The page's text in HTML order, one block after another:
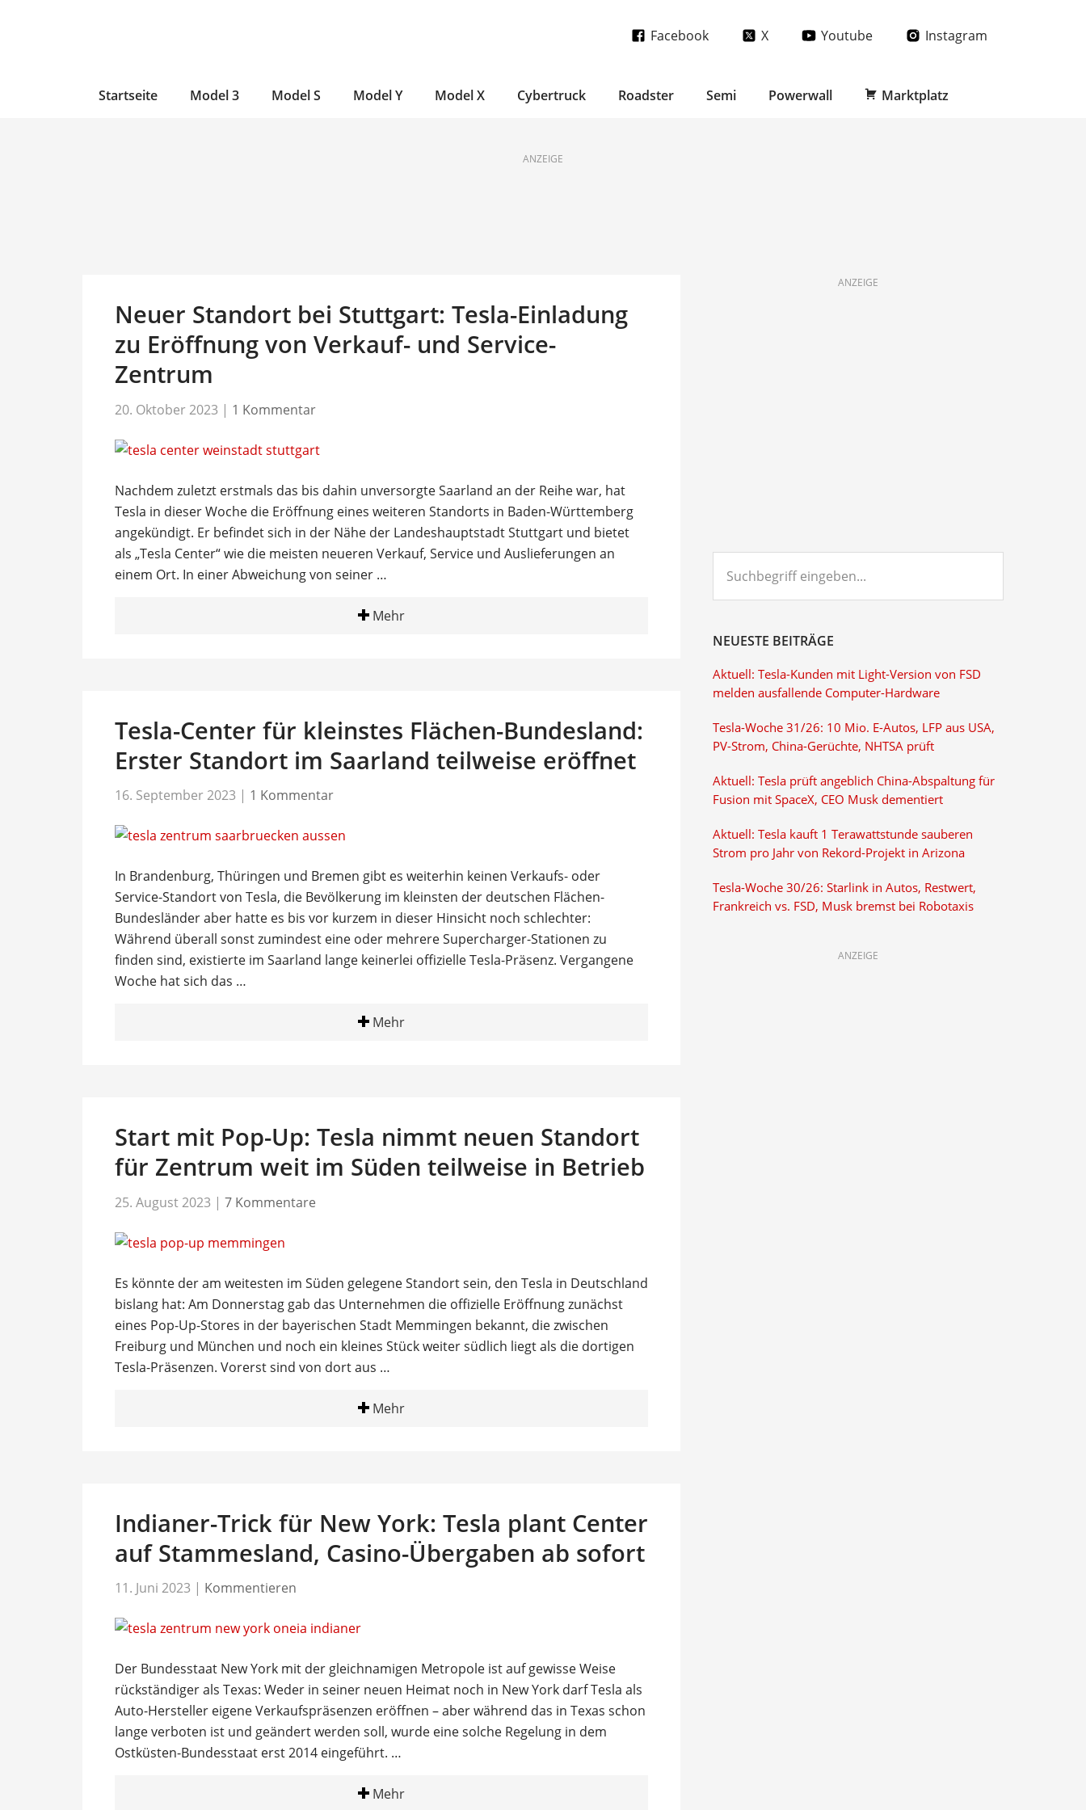
Facebook X Youtube Instagram
Startseite Model 3 Model S Model Y Model X Cybertruck Roadster Semi Powerwall Marktplatz
ANZEIGE
Neuer Standort bei Stuttgart: Tesla-Einladung
zu Eröffnung von Verkauf- und Service-
Zentrum
20. Oktober 2023 | 1 Kommentar
Nachdem zuletzt erstmals das bis dahin unversorgte Saarland an der Reihe war, hat
Tesla in dieser Woche die Eröffnung eines weiteren Standorts in Baden-Württemberg
angekündigt. Er befindet sich in der Nähe der Landeshauptstadt Stuttgart und bietet
als „Tesla Center“ wie die meisten neueren Verkauf, Service und Auslieferungen an
einem Ort. In einer Abweichung von seiner …
Mehr
Tesla-Center für kleinstes Flächen-Bundesland:
Erster Standort im Saarland teilweise eröffnet
16. September 2023 | 1 Kommentar
In Brandenburg, Thüringen und Bremen gibt es weiterhin keinen Verkaufs- oder
Service-Standort von Tesla, die Bevölkerung im kleinsten der deutschen Flächen-
Bundesländer aber hatte es bis vor kurzem in dieser Hinsicht noch schlechter:
Während überall sonst zumindest eine oder mehrere Supercharger-Stationen zu
finden sind, existierte im Saarland lange keinerlei offizielle Tesla-Präsenz. Vergangene
Woche hat sich das …
Mehr
Start mit Pop-Up: Tesla nimmt neuen Standort
für Zentrum weit im Süden teilweise in Betrieb
25. August 2023 | 7 Kommentare
Es könnte der am weitesten im Süden gelegene Standort sein, den Tesla in Deutschland
bislang hat: Am Donnerstag gab das Unternehmen die offizielle Eröffnung zunächst
eines Pop-Up-Stores in der bayerischen Stadt Memmingen bekannt, die zwischen
Freiburg und München und noch ein kleines Stück weiter südlich liegt als die dortigen
Tesla-Präsenzen. Vorerst sind von dort aus …
Mehr
Indianer-Trick für New York: Tesla plant Center
auf Stammesland, Casino-Übergaben ab sofort
11. Juni 2023 | Kommentieren
Der Bundesstaat New York mit der gleichnamigen Metropole ist auf gewisse Weise
rückständiger als Texas: Weder in seiner neuen Heimat noch in New York darf Tesla als
Auto-Hersteller eigene Verkaufspräsenzen eröffnen – aber während das in Texas schon
lange verboten ist und geändert werden soll, wurde eine solche Regelung in dem
Ostküsten-Bundesstaat erst 2014 eingeführt. …
Mehr
ANZEIGE
eingeben...
NEUESTE BEITRÄGE
Aktuell: Tesla-Kunden mit Light-Version von FSD
melden ausfallende Computer-Hardware
Tesla-Woche 31/26: 10 Mio. E-Autos, LFP aus USA,
PV-Strom, China-Gerüchte, NHTSA prüft
Aktuell: Tesla prüft angeblich China-Abspaltung für
Fusion mit SpaceX, CEO Musk dementiert
Aktuell: Tesla kauft 1 Terawattstunde sauberen
Strom pro Jahr von Rekord-Projekt in Arizona
Tesla-Woche 30/26: Starlink in Autos, Restwert,
Frankreich vs. FSD, Musk bremst bei Robotaxis
ANZEIGE